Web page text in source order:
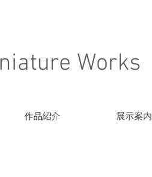
Works
作品紹介 展示案内